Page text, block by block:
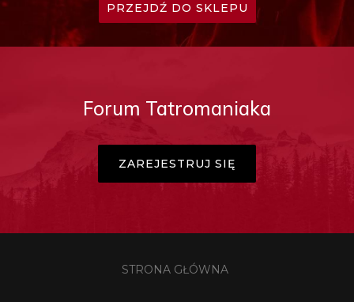
PRZEJDŹ DO SKLEPU
Forum Tatromaniaka
ZAREJESTRUJ SIĘ
STRONA GŁÓWNA